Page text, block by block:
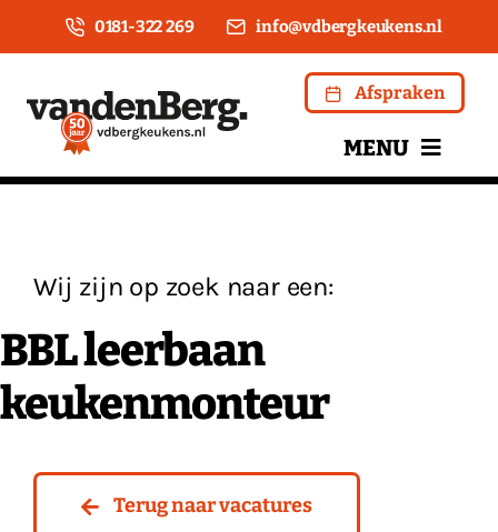
naar
0181-322 269 info@vdbergkeukens.nl
Afspraken
MENU
Over ons
Keukens
Apparatuur
Kookwinkel
Wij zijn op zoek naar een:
BBL leerbaan
keukenmonteur
Terug naar vacatures